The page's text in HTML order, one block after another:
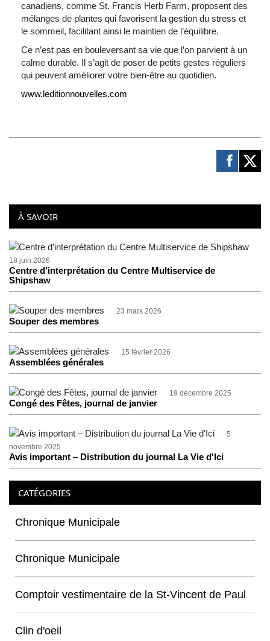
canadiens, comme St. Francis Herb Farm, proposent des
mélanges de plantes qui favorisent la gestion du stress et
le sommeil, facilitant ainsi le maintien de l’équilibre.
Ce n’est pas en bouleversant sa vie que l’on parvient à un
calme durable. Il s’agit de poser de petits gestes réguliers
qui peuvent améliorer votre bien-être au quotidien.
www.leditionnouvelles.com
À SAVOIR
18 juin 2026
Centre d’interprétation du Centre Multiservice de
Shipshaw
23 mars 2026
Souper des membres
15 février 2026
Assemblées générales
19 décembre 2025
Congé des Fêtes, journal de janvier
5
novembre 2025
Avis important – Distribution du journal La Vie d'Ici
CATÉGORIES
Chronique Municipale
Chronique Municipale
Comptoir vestimentaire de la St-Vincent de Paul
Clin d'oeil